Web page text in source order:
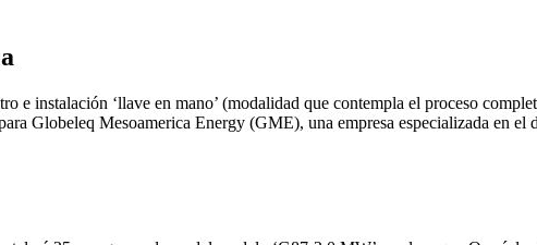
instalación ‘llave en mano’ (modalidad que contempla el proceso
Globeleq Mesoamerica Energy (GME), una empresa especializada en el